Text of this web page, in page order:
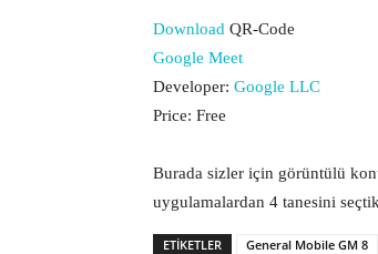
Download QR-Code
Google Meet
Developer: Google LLC
Price: Free
Burada sizler için görüntülü
uygulamalardan 4 tanesini
ETIKETLER General Mobile GM 8